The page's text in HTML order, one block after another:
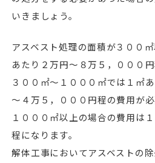
いきましょう。
アスベスト処理の面積が３００
あたり２万円～８万５，０００円
３００㎡～１０００㎡では１㎡
～４万５，０００円程の費用が必
１０００㎡以上の場合の費用は
程になります。
解体工事においてアスベストの